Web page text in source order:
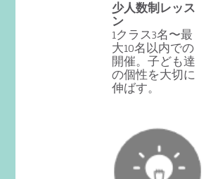
少人数制レッス
ン
1クラス3名〜最
大10名以内での
開催。子ども達
の個性を大切に
伸ばす。